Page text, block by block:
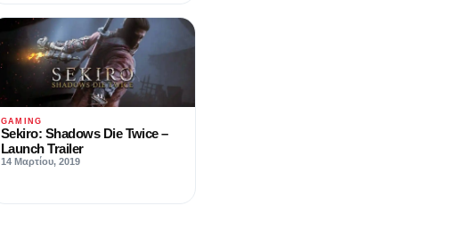
GAMING
Sekiro: Shadows Die Twice –
Launch Trailer
14 Μαρτίου, 2019